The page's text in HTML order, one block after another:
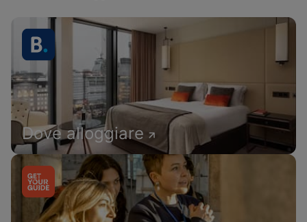
Dove alloggiare